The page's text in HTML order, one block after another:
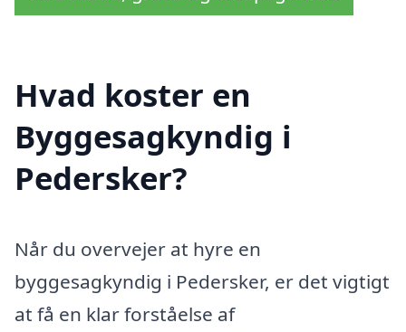
Hvad koster en
Byggesagkyndig i
Pedersker?
Når du overvejer at hyre en
byggesagkyndig i Pedersker, er det vigtigt
at få en klar forståelse af